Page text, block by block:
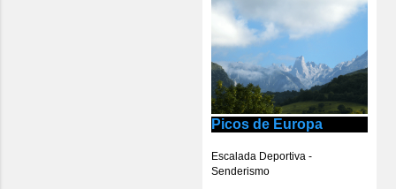
Picos de Europa
Escalada Deportiva -
Senderismo